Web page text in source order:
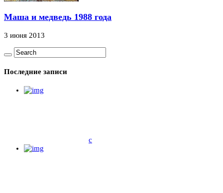
Маша и медведь 1988 года
3 июня 2013
Последние записи
c